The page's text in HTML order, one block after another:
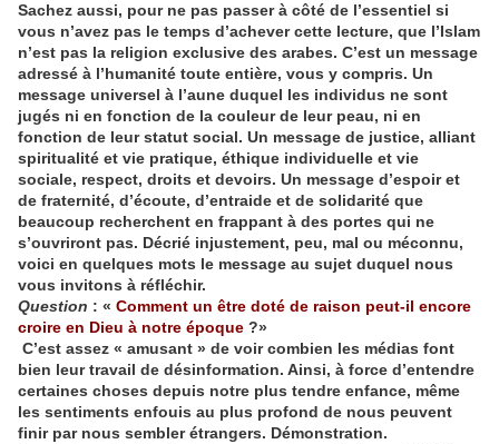
Sachez aussi, pour ne pas passer à côté de l’essentiel si
vous n’avez pas le temps d’achever cette lecture, que l’Islam
n’est pas la religion exclusive des arabes. C’est un message
adressé à l’humanité toute entière, vous y compris. Un
message universel à l’aune duquel les individus ne sont
jugés ni en fonction de la couleur de leur peau, ni en
fonction de leur statut social. Un message de justice, alliant
spiritualité et vie pratique, éthique individuelle et vie
sociale, respect, droits et devoirs. Un message d’espoir et
de fraternité, d’écoute, d’entraide et de solidarité que
beaucoup recherchent en frappant à des portes qui ne
s’ouvriront pas. Décrié injustement, peu, mal ou méconnu,
voici en quelques mots le message au sujet duquel nous
vous invitons à réfléchir.
Question : « Comment un être doté de raison peut-il encore
croire en Dieu à notre époque ?»
C’est assez « amusant » de voir combien les médias font
bien leur travail de désinformation. Ainsi, à force d’entendre
certaines choses depuis notre plus tendre enfance, même
les sentiments enfouis au plus profond de nous peuvent
finir par nous sembler étrangers. Démonstration.